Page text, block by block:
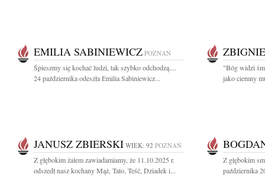
EMILIA SABINIEWICZ POZNAŃ
Śpieszmy się kochać ludzi, tak szybko odchodzą....
24 października odeszła Emilia Sabiniewicz...
"Bóg widzi
jako ciemny
JANUSZ ZBIERSKI WIEK: 92 POZNAŃ
Z głębokim żalem zawiadamiamy, że 11.10.2025 r.
odszedł nasz kochany Mąż, Tato, Teść, Dziadek i...
Z głębokim
października